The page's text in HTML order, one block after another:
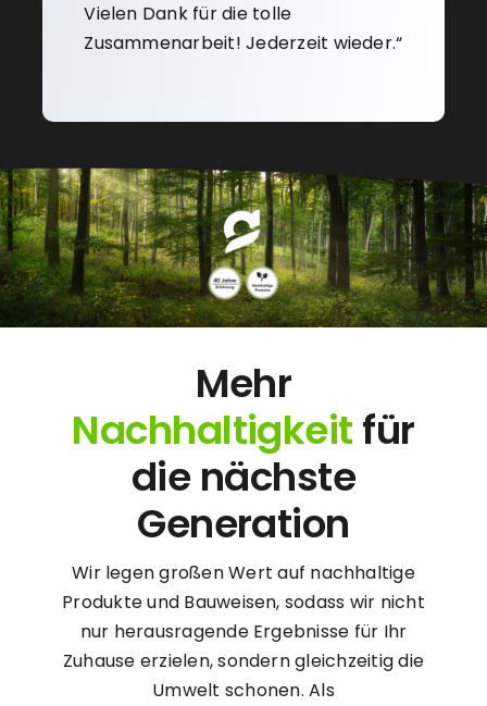
Vielen Dank für die tolle
Zusammenarbeit! Jederzeit wieder.“
Mehr
Nachhaltigkeitfür
die nächste
Generation
Wir legen großen Wert auf nachhaltige
Produkte und Bauweisen, sodass wir nicht
nur herausragende Ergebnisse für Ihr
Zuhause erzielen, sondern gleichzeitig die
Umwelt schonen. Als